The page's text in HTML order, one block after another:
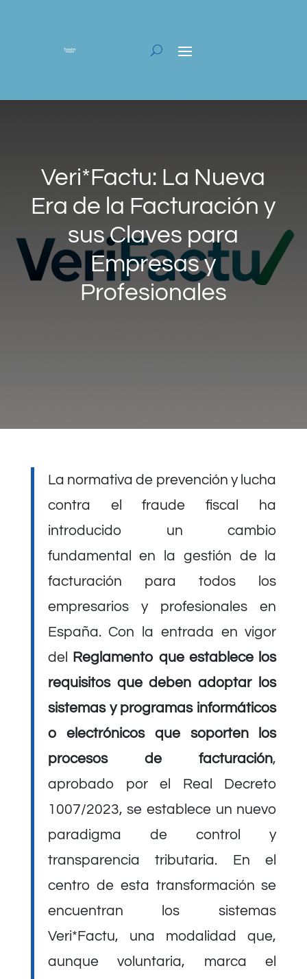
Veri*Factu: La Nueva
Era de la Facturación y
sus Claves para
Empresas y
Profesionales
La normativa de prevención y lucha
contra el fraude fiscal ha
introducido un cambio
fundamental en la gestión de la
facturación para todos los
empresarios y profesionales en
España. Con la entrada en vigor
del
Reglamento que establece los
requisitos que deben adoptar los
sistemas y programas informáticos
o electrónicos que soporten los
procesos de facturación,
aprobado por el Real Decreto
1007/2023, se establece un nuevo
paradigma de control y
transparencia tributaria. En el
centro de esta transformación se
encuentran los sistemas
Veri*Factu, una modalidad que,
aunque voluntaria, marca el